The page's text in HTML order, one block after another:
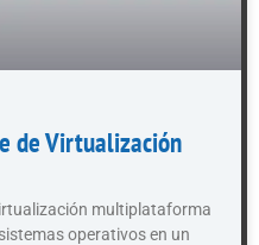
de Virtualización
multiplataforma
operativos en un